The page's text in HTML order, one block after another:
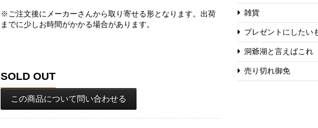
※ご注文後にメーカーさんから取り寄せる形となります。出荷
までに少しお時間がかかる場合があります。
SOLD OUT
この商品について問い合わせる
雑貨
プレゼントにしたい
洞爺湖と言えばこれ
売り切れ御免